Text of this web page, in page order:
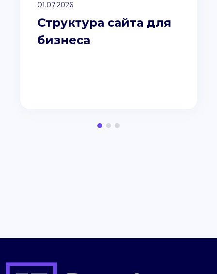
01.07.2026
Структура сайта для
бизнеса